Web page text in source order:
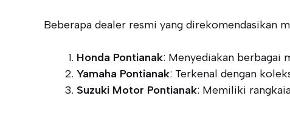
Beberapa dealer resmi yang direkomendasikan
Honda Pontianak: Menyediakan berbagai
Yamaha Pontianak: Terkenal dengan
Suzuki Motor Pontianak: Memiliki